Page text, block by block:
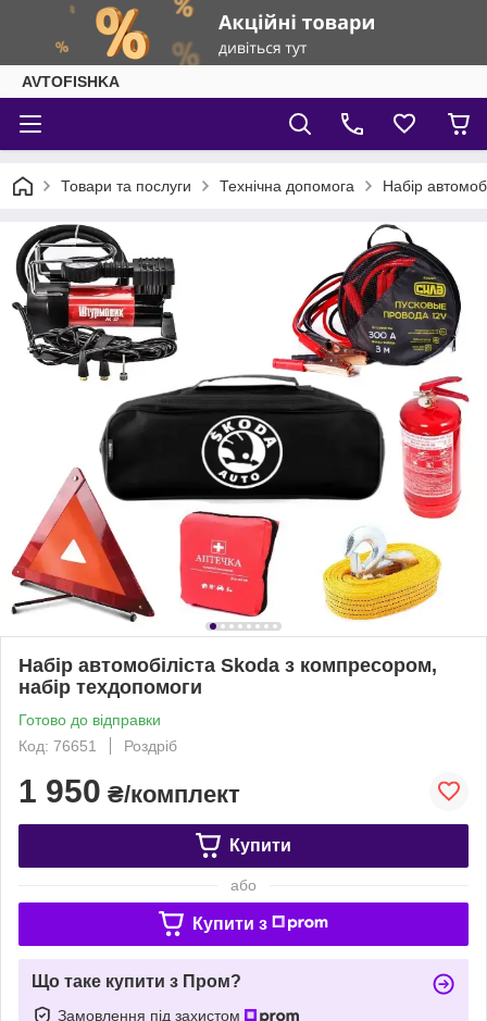
AVTOFISHKA
Товари та послуги Технічна допомога Набір
Набір автомобіліста Skoda з компресором,
набір техдопомоги
Готово до відправки
Код: 76651
Роздріб
1 950 ₴/комплект
Купити
або
Купити з
Що таке купити з Пром?
Замовлення під захистом